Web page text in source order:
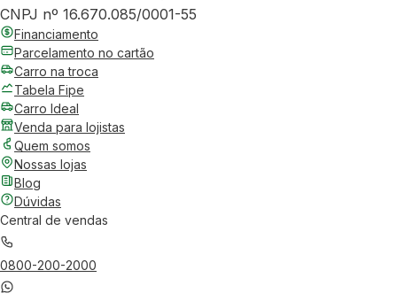
CNPJ nº 16.670.085/0001-55
Financiamento
Parcelamento no cartão
Carro na troca
Tabela Fipe
Carro Ideal
Venda para lojistas
Quem somos
Nossas lojas
Blog
Dúvidas
Central de vendas
0800-200-2000